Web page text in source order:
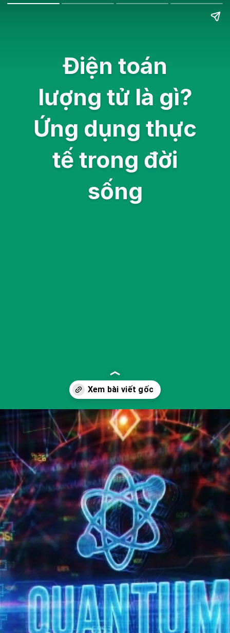
Điện toán
lượng tử là gì?
Ứng dụng thực
tế trong đời
sống
Đang mở